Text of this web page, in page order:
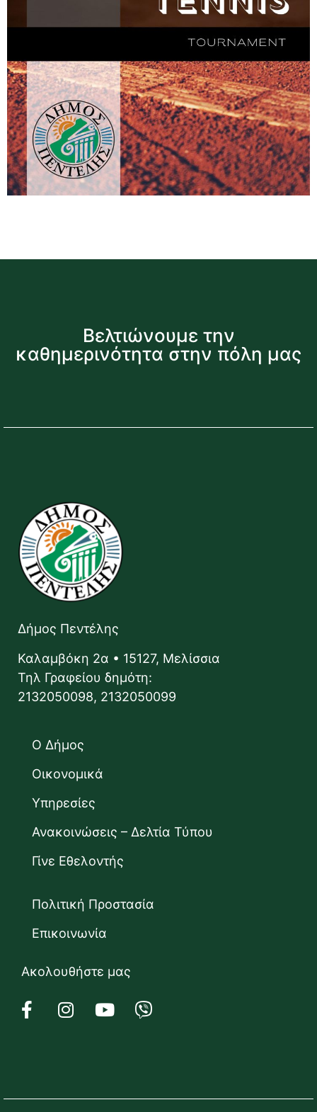
Βελτιώνουμε την
καθημερινότητα στην πόλη μας
Δήμος Πεντέλης
Καλαμβόκη 2α • 15127, Μελίσσια
Τηλ Γραφείου δημότη:
2132050098, 2132050099
Ο Δήμος
Οικονομικά
Υπηρεσίες
Ανακοινώσεις – Δελτία Τύπου
Γίνε Εθελοντής
Πολιτική Προστασία
Επικοινωνία
Ακολουθήστε μας